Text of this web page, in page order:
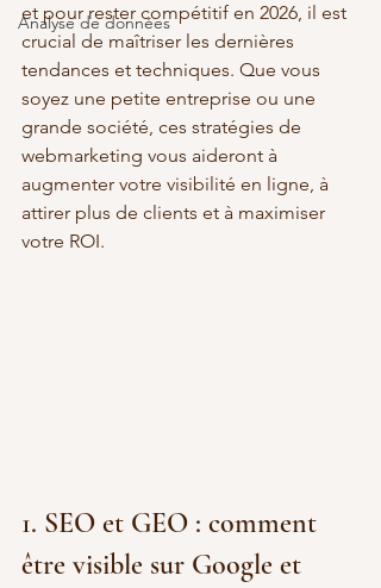
Analyse de données
et pour rester compétitif en 2026, il est
crucial de maîtriser les dernières
tendances et techniques. Que vous
soyez une petite entreprise ou une
grande société, ces stratégies de
webmarketing vous aideront à
augmenter votre visibilité en ligne, à
attirer plus de clients et à maximiser
votre ROI.
1. SEO et GEO : comment
être visible sur Google et